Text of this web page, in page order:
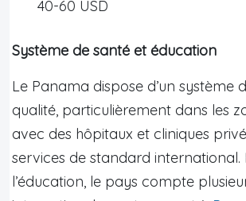
40-60 USD
Système de santé et éducation
Le Panama dispose d’un système
qualité, particulièrement dans les
avec des hôpitaux et cliniques
services de standard international.
l’éducation, le pays compte